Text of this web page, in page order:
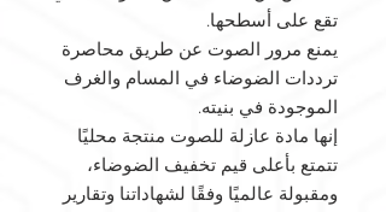
تقع على أسطحها.
يمنع مرور الصوت عن طريق محاصرة
ترددات الضوضاء في المسام والغرف
الموجودة في بنيته.
إنها مادة عازلة للصوت منتجة محليًا
تتمتع بأعلى قيم تخفيف الضوضاء،
ومقبولة عالميًا وفقًا لشهاداتنا وتقارير